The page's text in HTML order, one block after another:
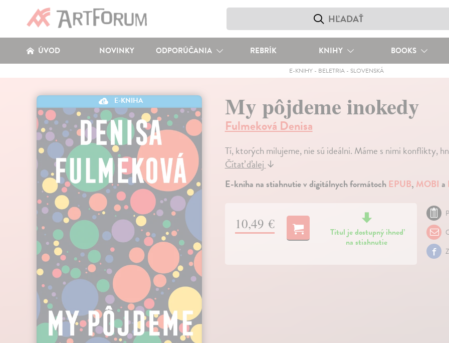
ÚVOD NOVINKY ODPORÚČANIA REBRÍK KNIHY BOOKS
E-KNIHY - BELETRIA - SLOVENSKÁ
E-KNIHA My pôjdeme inokedy
Fulmeková Denisa
Tí, ktorých milujeme, nie sú ideálni. Máme s nimi konflikty,
Čítať ďalej↓
E-kniha na stiahnutie v digitálnych formátoch EPUB, MOBI a
10,49 €
Titul je dostupný ihneď
na stiahnutie